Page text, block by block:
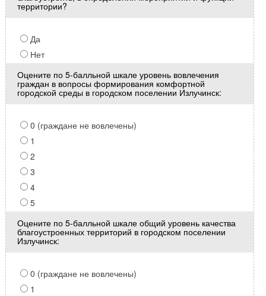
территории?
Да
Нет
Оцените по 5-балльной шкале уровень вовлечения
граждан в вопросы формирования комфортной
городской среды в городском поселении Излучинск:
0 (граждане не вовлечены)
1
2
3
4
5
Оцените по 5-балльной шкале общий уровень качества
благоустроенных территорий в городском поселении
Излучинск:
0 (граждане не вовлечены)
1